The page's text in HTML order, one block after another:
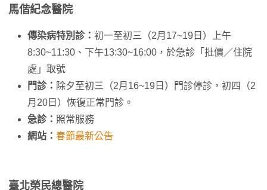
馬偕紀念醫院
傳染病特別診： 初一至初三（2月17~19日）上午
8:30~11:30、下午13:30~16:00，於急診「批價／住院
處」取號
門診： 除夕至初三（2月16~19日）門診停診，初四（2
月20日）恢復正常門診。
急診： 照常服務
網站： 春節最新公告
臺北榮民總醫院